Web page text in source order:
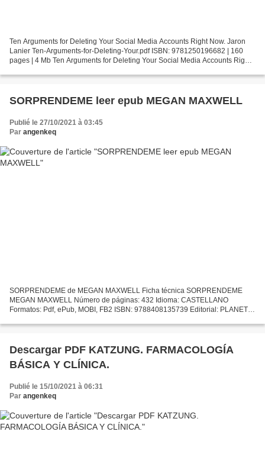
Ten Arguments for Deleting Your Social Media Accounts Right Now. Jaron
Lanier Ten-Arguments-for-Deleting-Your.pdf ISBN: 9781250196682 | 160
pages | 4 Mb Ten Arguments for Deleting Your Social Media Accounts Right
SORPRENDEME leer epub MEGAN MAXWELL
Publié le 27/10/2021 à 03:45
Par angenkeq
SORPRENDEME de MEGAN MAXWELL Ficha técnica SORPRENDEME
MEGAN MAXWELL Número de páginas: 432 Idioma: CASTELLANO
Formatos: Pdf, ePub, MOBI, FB2 ISBN: 9788408135739 Editorial: PLANETA
Descargar PDF KATZUNG. FARMACOLOGÍA
BÁSICA Y CLÍNICA.
Publié le 15/10/2021 à 06:31
Par angenkeq